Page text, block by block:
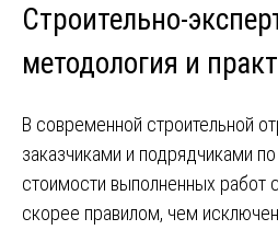
Строительно-
методология и
В современной строительной
заказчиками и подрядчиками
стоимости выполненных работ
скорее правилом, чем